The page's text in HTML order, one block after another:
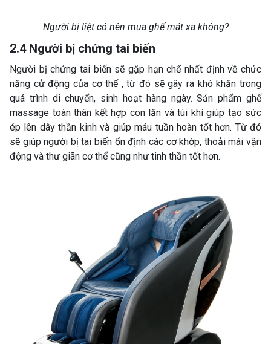
Người bị liệt có nên mua ghế mát xa không?
2.4 Người bị chứng tai biến
Người bị chứng tai biến sẽ gặp hạn chế nhất định về chức
năng cử động của cơ thể , từ đó sẽ gây ra khó khăn trong
quá trình di chuyển, sinh hoạt hàng ngày. Sản phẩm ghế
massage toàn thân kết hợp con lăn và túi khí giúp tạo sức
ép lên dây thần kinh và giúp máu tuần hoàn tốt hơn. Từ đó
sẽ giúp người bị tai biến ổn định các cơ khớp, thoải mái vận
động và thư giãn cơ thể cũng như tinh thần tốt hơn.